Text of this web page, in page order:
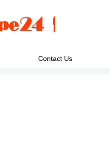
Contact Us